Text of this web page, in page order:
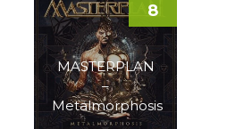
MASTERPLAN
–
Metalmorphosis
8